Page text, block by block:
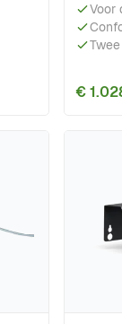
Voor
€